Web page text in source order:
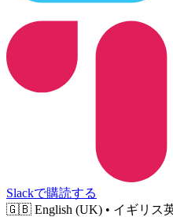
Slackで購読する
🇬🇧 English (UK) • イギリス